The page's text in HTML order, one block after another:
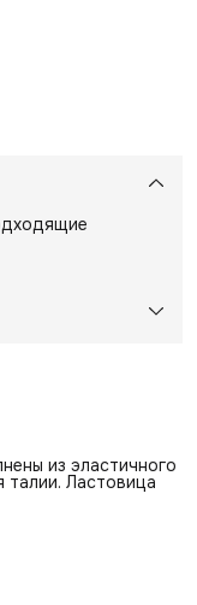
из эластичного
Ластовица